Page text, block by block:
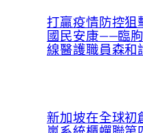
打贏疫情防控狙
國民安康——臨
線醫護職員森和
新加坡在全球初